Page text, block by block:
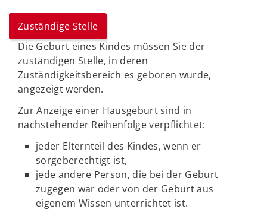
Zuständige Stelle
Die Geburt eines Kindes müssen Sie der
zuständigen Stelle, in deren
Zuständigkeitsbereich es geboren wurde,
angezeigt werden.
Zur Anzeige einer Hausgeburt sind in
nachstehender Reihenfolge verpflichtet:
jeder Elternteil des Kindes, wenn er
sorgeberechtigt ist,
jede andere Person, die bei der Geburt
zugegen war oder von der Geburt aus
eigenem Wissen unterrichtet ist.